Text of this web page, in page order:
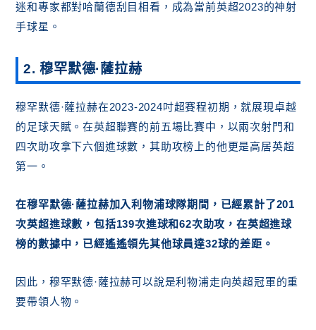
迷和專家都對哈蘭德刮目相看，成為當前英超2023的神射
手球星。
2.穆罕默德·薩拉赫
穆罕默德·薩拉赫在2023-2024吋超賽程初期，就展現卓越
的足球天賦。在英超聯賽的前五場比賽中，以兩次射門和
四次助攻拿下六個進球數，其助攻榜上的他更是高居英超
第一。
在穆罕默德·薩拉赫加入利物浦球隊期間，已經累計了201
次英超進球數，包括139次進球和62次助攻，在英超進球
榜的數據中，已經遙遙領先其他球員達32球的差距。
因此，穆罕默德·薩拉赫可以說是利物浦走向英超冠軍的重
要帶領人物。